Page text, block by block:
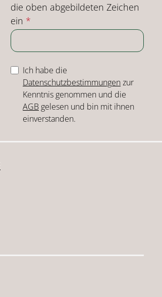
die oben abgebildeten Zeichen
ein *
Ich habe die
Datenschutzbestimmungenzur
Kenntnis genommen und die
AGB gelesen und bin mit ihnen
einverstanden.